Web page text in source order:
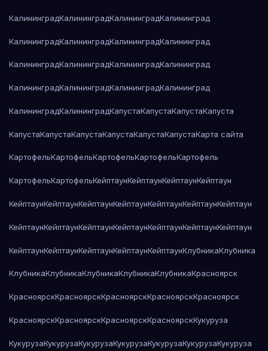
КалининградКалининградКалининградКалининград
КалининградКалининградКалининградКалининград
КалининградКалининградКалининградКалининград
КалининградКалининградКалининградКалининград
КалининградКалининградКапустаКапустаКапустаКапуста
КапустаКапустаКапустаКапустаКапустаКапустаКарта сайта
КартофельКартофельКартофельКартофельКартофель
КартофельКартофельКейптаунКейптаунКейптаунКейптаун
КейптаунКейптаунКейптаунКейптаунКейптаунКейптаунКейптаун
КейптаунКейптаунКейптаунКейптаунКейптаунКейптаунКейптаун
КейптаунКейптаунКейптаунКейптаунКейптаунКлубникаКлубника
КлубникаКлубникаКлубникаКлубникаКлубникаКрасноярск
КрасноярскКрасноярскКрасноярскКрасноярскКрасноярск
КрасноярскКрасноярскКрасноярскКрасноярскКукуруза
КукурузаКукурузаКукурузаКукурузаКукурузаКукурузаКукуруза